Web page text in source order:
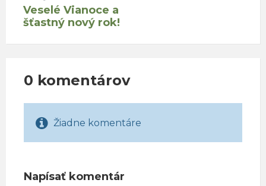
Veselé Vianoce a
šťastný nový rok!
0 komentárov
Žiadne komentáre
Napísať komentár